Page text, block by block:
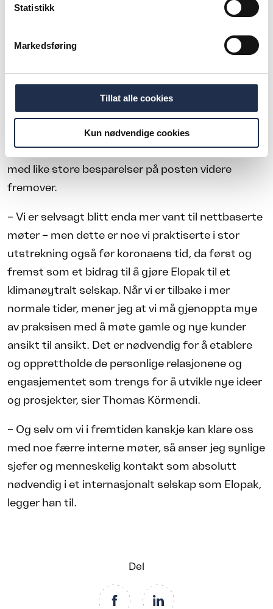
Statistikk
Markedsføring
Tillat alle cookies
Kun nødvendige cookies
Få syke: – Når vi klarer å holde hjulene i gang i denne
vanskelige perioden, opplever både medarbeiderne
sier Thomas Körmendi.
Foto: Elopak.
Ansikt til ansikt
Men om Elopak har spart penger på
reisebudsjettet i år, regner ikke konsernsjefen
med like store besparelser på posten videre
fremover.
– Vi er selvsagt blitt enda mer vant til nettbaserte
møter – men dette er noe vi praktiserte i stor
utstrekning også før koronaens tid, da først og
fremst som et bidrag til å gjøre Elopak til et
klimanøytralt selskap. Når vi er tilbake i mer
normale tider, mener jeg at vi må gjenoppta mye
av praksisen med å møte gamle og nye kunder
ansikt til ansikt. Det er nødvendig for å etablere
og opprettholde de personlige relasjonene og
engasjementet som trengs for å utvikle nye ideer
og prosjekter, sier Thomas Körmendi.
– Og selv om vi i fremtiden kanskje kan klare oss
med noe færre interne møter, så anser jeg synlige
sjefer og menneskelig kontakt som absolutt
nødvendig i et internasjonalt selskap som Elopak,
legger han til.
Del